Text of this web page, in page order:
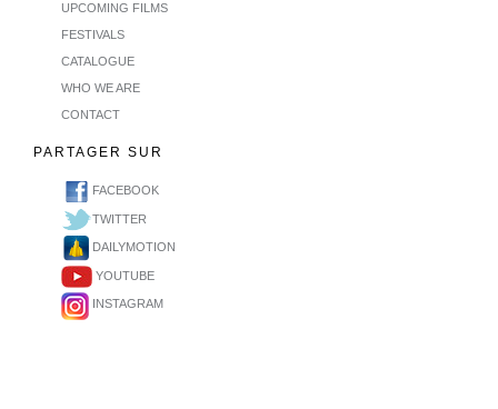
UPCOMING FILMS
FESTIVALS
CATALOGUE
WHO WE ARE
CONTACT
PARTAGER SUR
FACEBOOK
TWITTER
DAILYMOTION
YOUTUBE
INSTAGRAM